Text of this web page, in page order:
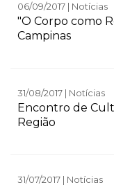
06/09/2017 | Notícias
"O Corpo como
Campinas
31/08/2017 | Notícias
Encontro de
Região
31/07/2017 | Notícias